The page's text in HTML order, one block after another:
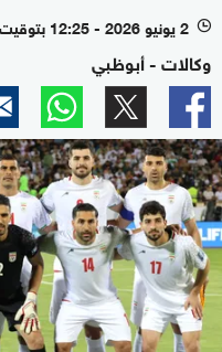
l 2 يونيو 2026 - 12:25 بتوقيت أبوظبي
وكالات - أبوظبي